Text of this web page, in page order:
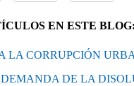
EN ESTE BLOG:
LA CORRUPCIÓN
DE LA